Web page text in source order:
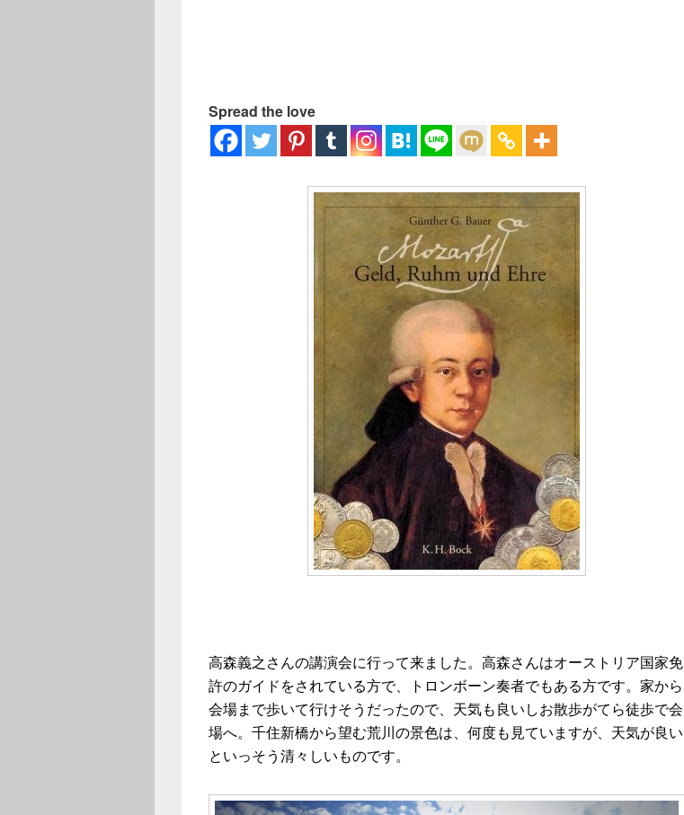
Spread the love
高森義之さんの講演会に行って来ました。高森さんはオーストリア国家免
許のガイドをされている方で、トロンボーン奏者でもある方です。家から
会場まで歩いて行けそうだったので、天気も良いしお散歩がてら徒歩で会
場へ。千住新橋から望む荒川の景色は、何度も見ていますが、天気が良い
といっそう清々しいものです。